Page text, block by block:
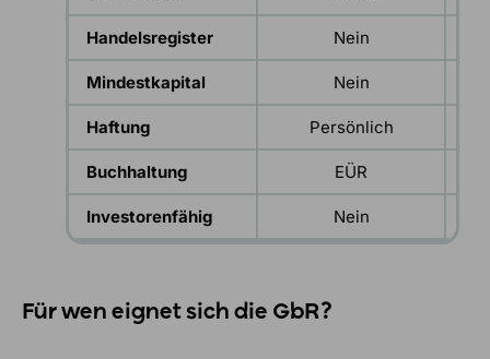
Handelsregister Nein
Mindestkapital Nein
Haftung Persönlich
Buchhaltung EÜR
Investorenfähig Nein
Für wen eignet sich die GbR?